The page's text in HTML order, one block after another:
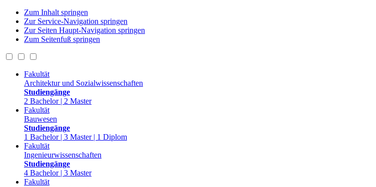
Zum Inhalt springen
Zur Service-Navigation springen
Zur Seiten Haupt-Navigation springen
Zum Seitenfuß springen
Fakultät
Architektur und Sozialwissenschaften
Studiengänge
2 Bachelor | 2 Master
Fakultät
Bauwesen
Studiengänge
1 Bachelor | 3 Master | 1 Diplom
Fakultät
Ingenieurwissenschaften
Studiengänge
4 Bachelor | 3 Master
Fakultät